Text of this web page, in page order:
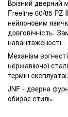
Врізний дверний
Freeline 60/85 PZ
нейлоновим
довговічність.
навантаженості.
Механізм
нержавіючої
термін
JNF - дверна
обирає стиль.